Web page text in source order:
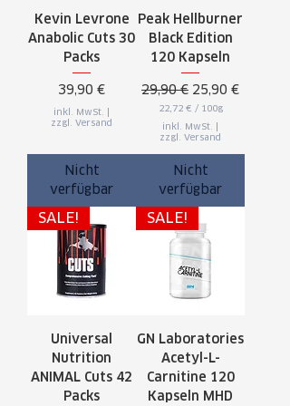
Kevin Levrone
Anabolic Cuts 30
Packs
Preis
39,90 €
inkl. MwSt.
zzgl. Versand
Nicht
verfügbar
Peak Hellburner
Black Edition
120 Kapseln
Standardpreis
29,90 € Sale-Preis
25,90 €
22,72 € / 100g
2
,
7
2
€
p
r
1
0
G
r
a
m
inkl. MwSt.
zzgl. Versand
Nicht
verfügbar
SALE!
Universal
Nutrition
ANIMAL Cuts 42
Packs
SALE!
GN Laboratories
Acetyl-L-
Carnitine 120
Kapseln MHD